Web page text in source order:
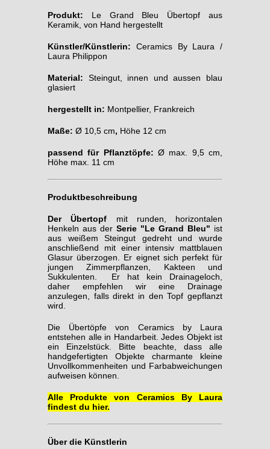
Produkt: Le Grand Bleu Übertopf aus
Keramik, von Hand hergestellt
Künstler/Künstlerin: Ceramics By Laura /
Laura Philippon
Material: Steingut, innen und aussen blau
glasiert
hergestellt in: Montpellier, Frankreich
Maße: Ø 10,5 cm, Höhe 12 cm
passend für Pflanztöpfe: Ø max. 9,5 cm,
Höhe max. 11 cm
Produktbeschreibung
Der Übertopf mit runden, horizontalen
Henkeln aus der Serie "Le Grand Bleu" ist
aus weißem Steingut gedreht und wurde
anschließend mit einer intensiv mattblauen
Glasur überzogen. Er eignet sich perfekt für
jungen Zimmerpflanzen, Kakteen und
Sukkulenten. Er hat kein Drainageloch,
daher empfehlen wir eine Drainage
anzulegen, falls direkt in den Topf gepflanzt
wird.
Die Übertöpfe von Ceramics by Laura
entstehen alle in Handarbeit. Jedes Objekt ist
ein Einzelstück. Bitte beachte, dass alle
handgefertigten Objekte charmante kleine
Unvollkommenheiten und Farbabweichungen
aufweisen können.
Alle Produkte von Ceramics By Laura
findest du hier.
Über die Künstlerin